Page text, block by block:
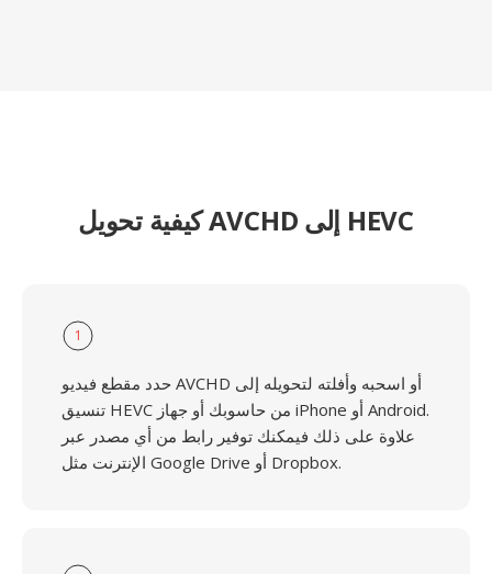
كيفية تحويل AVCHD إلى HEVC
1
حدد مقطع فيديو AVCHD أو اسحبه وأفلته لتحويله إلى
تنسيق HEVC من حاسوبك أو جهاز iPhone أو Android.
علاوة على ذلك فيمكنك توفير رابط من أي مصدر عبر
الإنترنت مثل Google Drive أو Dropbox.